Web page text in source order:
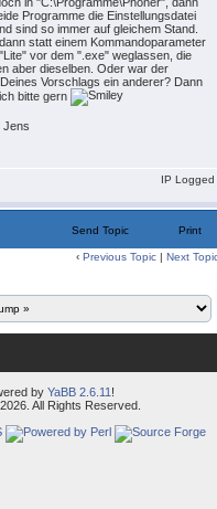
Programme die Einstellungsdatei
sind so immer auf gleichem Stand.
statt einem Kommandoparameter
vor dem ".exe" weglassen, die
aber dieselben. Oder war der
Vorschlags ein anderer? Dann
bitte gern
Jens
IP Logged
Send Topic Print
‹ Previous Topic | Next
by YaBB 2.6.11 !
All Rights Reserved.